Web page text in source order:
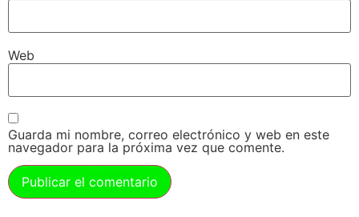
Web
Guarda mi nombre, correo electrónico y web en este
navegador para la próxima vez que comente.